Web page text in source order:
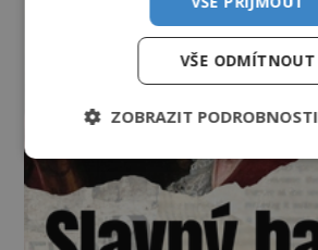
VŠE ODMÍTNOUT
ZOBRAZIT PODROBNOSTI